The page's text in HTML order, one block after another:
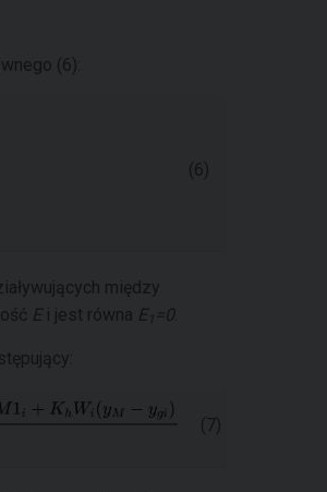
(6):
(6)
między
E i jest równa E 1 =0.
(7)